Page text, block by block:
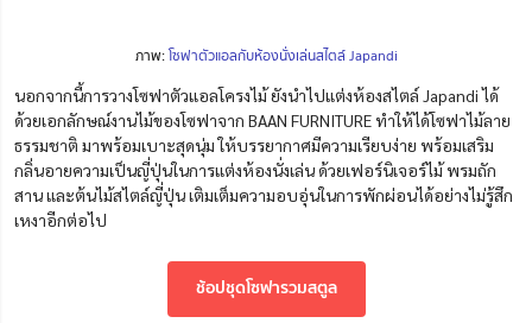
ภาพ:โซฟาตัวแอลกับห้องนั่งเล่นสไตล์ Japandi
นอกจากนี้การวางโซฟาตัวแอลโครงไม้ ยังนำไปแต่งห้องสไตล์ Japandi ได้
ด้วยเอกลักษณ์งานไม้ของโซฟาจาก BAAN FURNITURE ทำให้ได้โซฟาไม้ลาย
ธรรมชาติ มาพร้อมเบาะสุดนุ่มให้บรรยากาศมีความเรียบง่าย พร้อมเสริม
กลิ่นอายความเป็นญี่ปุ่นในการแต่งห้องนั่งเล่น ด้วยเฟอร์นิเจอร์ไม้ พรมถัก
สาน และต้นไม้สไตล์ญี่ปุ่น เติมเต็มความอบอุ่นในการพักผ่อนได้อย่างไม่รู้สึก
เหงาอีกต่อไป
ช้อปชุดโซฟารวมสตูล